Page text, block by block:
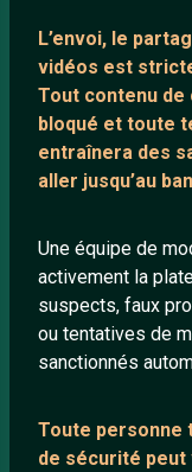
L’envoi, le
vidéos est
Tout contenu
bloqué et toute
entraînera des
aller jusqu’au
Une équipe de
activement la
suspects, faux
ou tentatives de
sanctionnés
Toute personne
de sécurité
Protection mineurs
Blog
Salons de discussion
Communauté
Playlists YouTube
Nous contacter
ANNEXE
Support IRC